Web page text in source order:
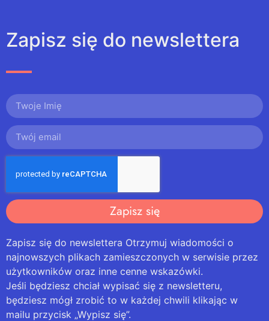
Zapisz się do newslettera
Zapisz się
Zapisz się do newslettera Otrzymuj wiadomości o
najnowszych plikach zamieszczonych w serwisie przez
użytkowników oraz inne cenne wskazówki.
Jeśli będziesz chciał wypisać się z newsletteru,
będziesz mógł zrobić to w każdej chwili klikając w
mailu przycisk „Wypisz się”.